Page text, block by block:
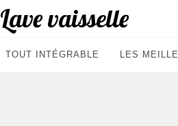
Lave vaisselle
TOUT INTÉGRABLE LES